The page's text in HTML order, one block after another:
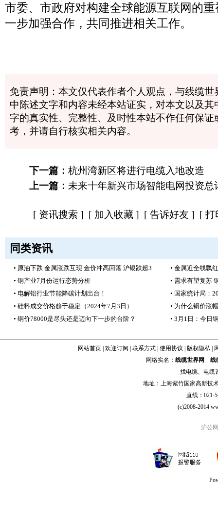
市委、市政府对构建全球能源互联网的
一步加强合作，共同推进相关工作。
免责声明：本文仅代表作者个人观点，与线缆
中陈述文字和内容未经本站证实，对本文以及
字的真实性、完整性、及时性本站不作任何保
考，并请自行核实相关内容。
下一篇： 杭州湾新区将进行电缆入地改造
上一篇： 未来十年新兴市场智能电网投资总
[ 资讯搜索 ] [ 加入收藏] [ 告诉好友 ] [ 打
同类资讯
• 原油下跌 金属涨跌互现 金价冲高回落 沪银跌超3
• 金属近全线飘
• 铜产业7月份运行态势分析
• 需求有望复苏
• 电解铝行业节能降碳计划出台！
• 国家统计局：
• 硅料成交价格趋于稳定（2024年7月3日）
• 为什么铜价涨
• 铜价78000是尽头还是迈向下一步的台阶？
• 3月1日：今日
网站首页| 欢迎订阅 联系方式| 使用协议 版权隐私|
网络实名： 线缆世界网
线
找电缆、 电缆
地址：上海紫竹国家高新技
直线：021-
(c)2008-2014
沪公